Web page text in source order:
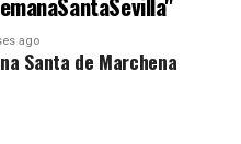
ago
Santa de Marchena